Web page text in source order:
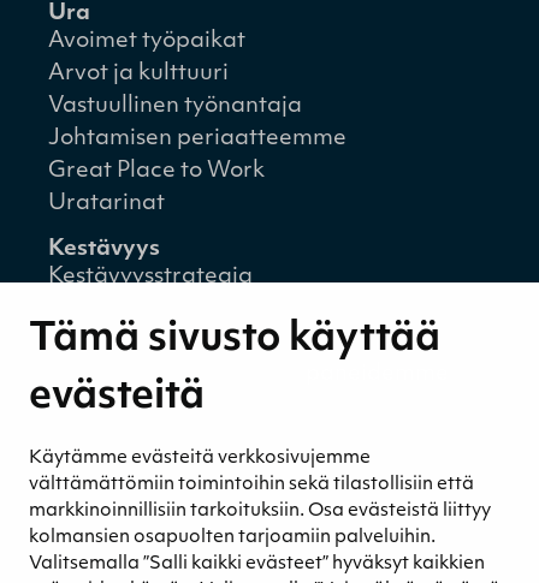
Tämä sivusto käyttää
evästeitä
Käytämme evästeitä verkkosivujemme
välttämättömiin toimintoihin sekä tilastollisiin että
markkinoinnillisiin tarkoituksiin. Osa evästeistä liittyy
kolmansien osapuolten tarjoamiin palveluihin.
Valitsemalla ”Salli kaikki evästeet” hyväksyt kaikkien
Ura
Avoimet työpaikat
Arvot ja kulttuuri
Vastuullinen työnantaja
Johtamisen periaatteemme
Great Place to Work
Uratarinat
Kestävyys
Kestävyysstrategia
Ympäristövastuu
Henkilöstömme ja kumppaneidemme
hyvinvointi
Turvetuotannon kestävyys
Kestävyyden johtaminen
Retkeilykohteet